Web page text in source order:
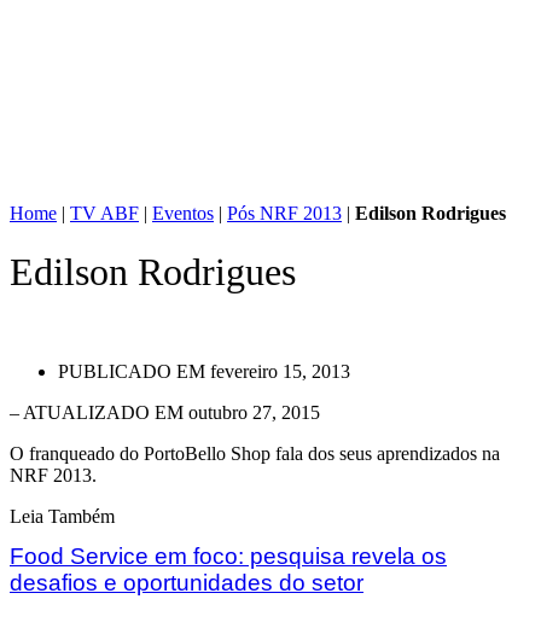
Home | TV ABF | Eventos | Pós NRF 2013 | Edilson Rodrigues
Edilson Rodrigues
PUBLICADO EM fevereiro 15, 2013
– ATUALIZADO EM outubro 27, 2015
O franqueado do PortoBello Shop fala dos seus aprendizados na
NRF 2013.
Leia Também
Food Service em foco: pesquisa revela os
desafios e oportunidades do setor